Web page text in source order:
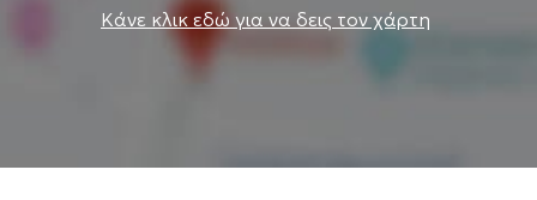
Κάνε κλικ εδώ για να δεις τον χάρτη